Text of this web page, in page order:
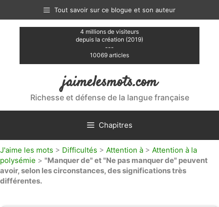
contenu
Tout savoir sur ce blogue et son auteur
4 millions de visiteurs
depuis la création (2019)
---
10069 articles
jaimelesmots.com
Richesse et défense de la langue française
Chapitres
J'aime les mots > Difficultés > Attention à > Attention à la
polysémie > "Manquer de" et "Ne pas manquer de" peuvent
avoir, selon les circonstances, des significations très
différentes.